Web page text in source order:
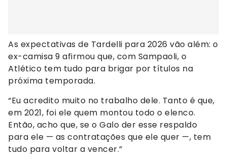
As expectativas de Tardelli para 2026 vão além: o
ex-camisa 9 afirmou que, com Sampaoli, o
Atlético tem tudo para brigar por títulos na
próxima temporada.
“Eu acredito muito no trabalho dele. Tanto é que,
em 2021, foi ele quem montou todo o elenco.
Então, acho que, se o Galo der esse respaldo
para ele — as contratações que ele quer —, tem
tudo para voltar a vencer.”